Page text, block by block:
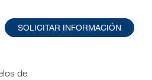
SOLICITAR INFORMACIÓN
de